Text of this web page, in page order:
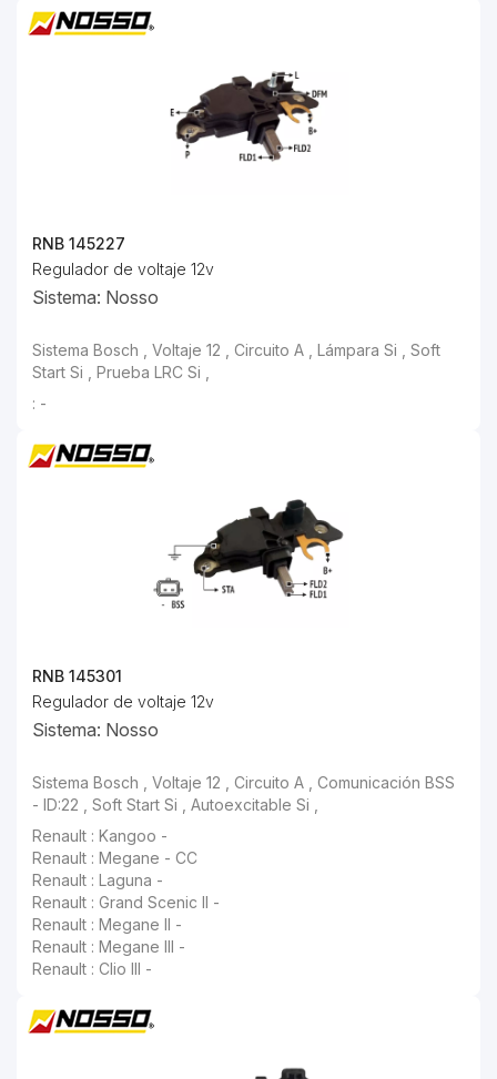
RNB 145227
Regulador de voltaje 12v
Sistema: Nosso
Sistema Bosch , Voltaje 12 , Circuito A , Lámpara Si , Soft Start Si , Prueba LRC Si ,
: -
RNB 145301
Regulador de voltaje 12v
Sistema: Nosso
Sistema Bosch , Voltaje 12 , Circuito A , Comunicación BSS - ID:22 , Soft Start Si , Autoexcitable Si ,
Renault : Kangoo -
Renault : Megane - CC
Renault : Laguna -
Renault : Grand Scenic II -
Renault : Megane II -
Renault : Megane III -
Renault : Clio III -